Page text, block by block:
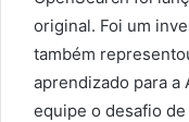
original. Foi um
também
aprendizado para a
equipe o desafio